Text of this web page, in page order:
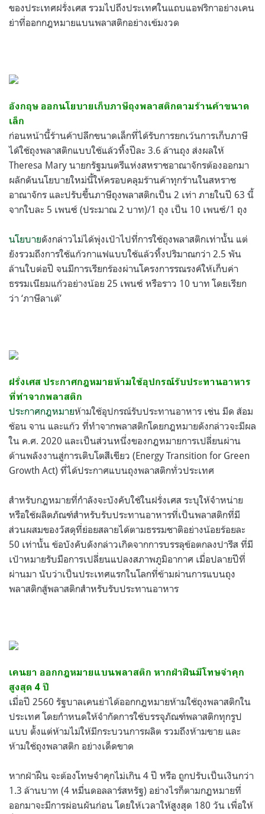
ของประเทศฝรั่งเศส รวมไปถึงประเทศในแถบแอฟริกาอย่างเคน
ย่าที่ออกกฎหมายแบนพลาสติกอย่างเข้มงวด
อังกฤษ ออกนโยบายเก็บภาษีถุงพลาสติกตามร้านค้าขนาด
เล็ก
ก่อนหน้านี้ร้านค้าปลีกขนาดเล็กที่ได้รับการยกเว้นการเก็บภาษี
ได้ใช้ถุงพลาสติกแบบใช้แล้วทิ้งปีละ 3.6 ล้านถุง ส่งผลให้
Theresa Mary นายกรัฐมนตรีแห่งสหราชอาณาจักรต้องออกมา
ผลักดันนโยบายใหม่นี้ให้ครอบคลุมร้านค้าทุกร้านในสหราช
อาณาจักร และปรับขึ้นภาษีถุงพลาสติกเป็น 2 เท่า ภายในปี 63 นี้
จากใบละ 5 เพนซ์ (ประมาณ 2 บาท)/1 ถุง เป็น 10 เพนซ์/1 ถุง
นโยบายดังกล่าวไม่ได้พุ่งเป้าไปที่การใช้ถุงพลาสติกเท่านั้น แต่
ยังรวมถึงการใช้แก้วกาแฟแบบใช้แล้วทิ้งปริมาณกว่า 2.5 พัน
ล้านใบต่อปี จนมีการเรียกร้องผ่านโครงการรณรงค์ให้เก็บค่า
ธรรมเนียมแก้วอย่างน้อย 25 เพนซ์ หรือราว 10 บาท โดยเรียก
ว่า ‘ภาษีลาเต้’
ฝรั่งเศส ประกาศกฎหมายห้ามใช้อุปกรณ์รับประทานอาหาร
ที่ทำจากพลาสติก
ประกาศกฎหมายห้ามใช้อุปกรณ์รับประทานอาหาร เช่น มีด ส้อม
ช้อน จาน และแก้ว ที่ทำจากพลาสติกโดยกฎหมายดังกล่าวจะมีผล
ใน ค.ศ. 2020 และเป็นส่วนหนึ่งของกฎหมายการเปลี่ยนผ่าน
ด้านพลังงานสู่การเติบโตสีเขียว (Energy Transition for Green
Growth Act) ที่ได้ประกาศแบนถุงพลาสติกทั่วประเทศ
สำหรับกฎหมายที่กำลังจะบังคับใช้ในฝรั่งเศส ระบุให้จำหน่าย
หรือใช้ผลิตภัณฑ์สำหรับรับประทานอาหารที่เป็นพลาสติกที่มี
ส่วนผสมของวัสดุที่ย่อยสลายได้ตามธรรมชาติอย่างน้อยร้อยละ
50 เท่านั้น ข้อบังคับดังกล่าวเกิดจากการบรรลุข้อตกลงปารีส ที่มี
เป้าหมายรับมือการเปลี่ยนแปลงสภาพภูมิอากาศ เมื่อปลายปีที่
ผ่านมา นับว่าเป็นประเทศแรกในโลกที่ข้ามผ่านการแบนถุง
พลาสติกสู้พลาสติกสำหรับรับประทานอาหาร
เคนยา ออกกฎหมายแบนพลาสติก หากฝ่าฝืนมีโทษจำคุก
สูงสุด 4 ปี
เมื่อปี 2560 รัฐบาลเคนย่าได้ออกกฎหมายห้ามใช้ถุงพลาสติกใน
ประเทศ โดยกำหนดให้จำกัดการใช้บรรจุภัณฑ์พลาสติกทุกรูป
แบบ ตั้งแต่ห้ามไม่ให้มีกระบวนการผลิต รวมถึงห้ามขาย และ
ห้ามใช้ถุงพลาสติก อย่างเด็ดขาด
หากฝ่าฝืน จะต้องโทษจำคุกไม่เกิน 4 ปี หรือ ถูกปรับเป็นเงินกว่า
1.3 ล้านบาท (4 หมื่นดอลลาร์สหรัฐ) อย่างไรก็ตามกฏหมายที่
ออกมาจะมีการผ่อนผันก่อน โดยให้เวลาให้สูงสุด 180 วัน เพื่อให้